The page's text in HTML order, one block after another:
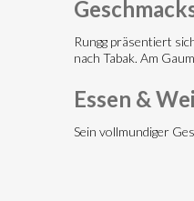
Rungg präsentiert
nach Tabak. Am
Essen &
Sein vollmundiger